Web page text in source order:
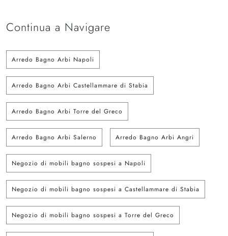
Continua a Navigare
Arredo Bagno Arbi Napoli
Arredo Bagno Arbi Castellammare di Stabia
Arredo Bagno Arbi Torre del Greco
Arredo Bagno Arbi Salerno Arredo Bagno Arbi Angri
Negozio di mobili bagno sospesi a Napoli
Negozio di mobili bagno sospesi a Castellammare di Stabia
Negozio di mobili bagno sospesi a Torre del Greco